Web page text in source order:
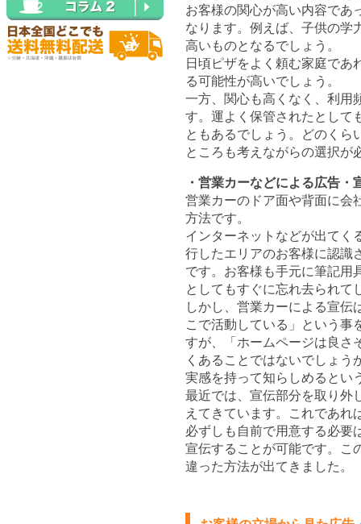
お客様の関心が高い内容であ
なります。例えば、子供の学
高いものとなるでしょう。
日頃ピザをよく頼む家庭であ
る可能性が高いでしょう。
一方、関心も高くなく、利用
す。運よく保管されたとして
ともあるでしょう。どのくら
ところも考えながらの選択が
・営業カーなどによる広告・
営業カーのドア面や背面に会
方法です。
インターネットなどが出てく
行したエリアのお客様に認識
です。お客様も手元に筆記用
としてもすぐに忘れ去られて
しかし、営業カーによる宣伝
こで活動している」という事
すが、「ホームページは良さ
くあることではないでしょ
実感を持って知らしめるとい
最近では、宣伝部分を取り外
えてきています。これであれ
必ずしも自前で用意する必要
宣伝することが可能です。こ
違った方法が出てきました。